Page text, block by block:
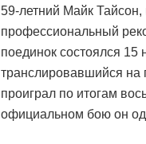
59-летний Майк
профессиональный
поединок состоялся
транслировавшийся на
проиграл по итогам
официальном бою он